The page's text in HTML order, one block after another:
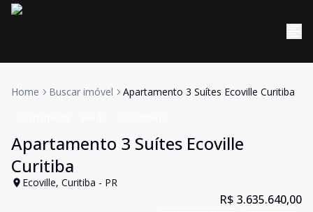
Home Buscar imóvel Apartamento 3 Suítes Ecoville Curitiba
Apartamento 3 Suítes Ecoville
Curitiba
Ecoville, Curitiba - PR
R$ 3.635.640,00